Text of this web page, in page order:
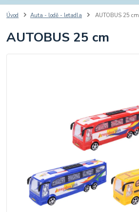
Úvod Auta - lodě - letadla AUTOBUS 25 cm
AUTOBUS 25 cm